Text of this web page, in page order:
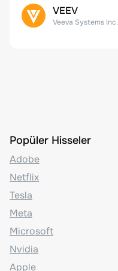
VEEV
Veeva Systems Inc.
Popüler Hisseler
Adobe
Netflix
Tesla
Meta
Microsoft
Nvidia
Apple